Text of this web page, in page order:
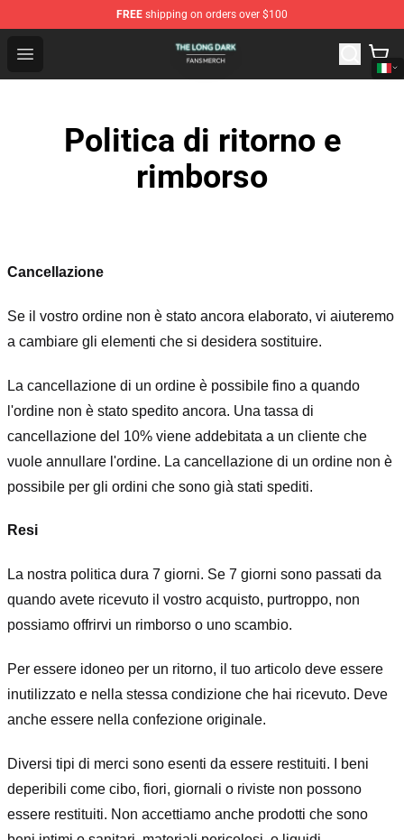
FREE shipping on orders over $100
Open menu
The Long Dark Shop - Official The Long Dark
Politica di ritorno e
rimborso
Cancellazione
Se il vostro ordine non è stato ancora elaborato, vi aiuteremo
a cambiare gli elementi che si desidera sostituire.
La cancellazione di un ordine è possibile fino a quando
l'ordine non è stato spedito ancora. Una tassa di
cancellazione del 10% viene addebitata a un cliente che
vuole annullare l'ordine. La cancellazione di un ordine non è
possibile per gli ordini che sono già stati spediti.
Resi
La nostra politica dura 7 giorni. Se 7 giorni sono passati da
quando avete ricevuto il vostro acquisto, purtroppo, non
possiamo offrirvi un rimborso o uno scambio.
Per essere idoneo per un ritorno, il tuo articolo deve essere
inutilizzato e nella stessa condizione che hai ricevuto. Deve
anche essere nella confezione originale.
Diversi tipi di merci sono esenti da essere restituiti. I beni
deperibili come cibo, fiori, giornali o riviste non possono
essere restituiti. Non accettiamo anche prodotti che sono